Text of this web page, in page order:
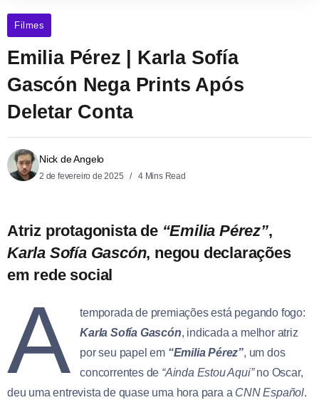
Filmes
Emilia Pérez | Karla Sofía
Gascón Nega Prints Após
Deletar Conta
Nick de Angelo
2 de fevereiro de 2025 4 Mins Read
Atriz protagonista de “Emilia Pérez”,
Karla Sofía Gascón, negou declarações
em rede social
A
temporada de premiações está pegando fogo:
Karla Sofía Gascón, indicada a melhor atriz
por seu papel em “Emilia Pérez”, um dos
concorrentes de “Ainda Estou Aqui”no Oscar,
deu uma entrevista de quase uma hora para a CNN Español.